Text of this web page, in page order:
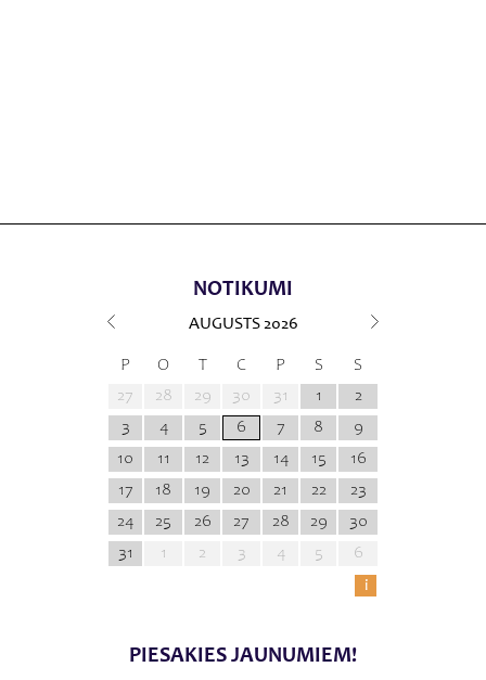
NOTIKUMI
AUGUSTS 2026
P O T C P S
S
27
28 29 30 31 1
2
3
4 5 6 7 8
9
10
11 12 13 14 15
16
17
18 19 20 21 22
23
24
25 26 27 28 29
30
31
1 2 3 4 5
6
i
PIESAKIES JAUNUMIEM!